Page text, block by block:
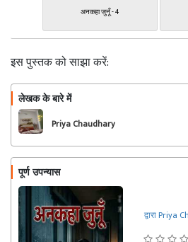
अनकहा जुनूँ - 4
इस पुस्तक को साझा करें:
लेखक के बारे में
Priya Chaudhary
पूर्ण उपन्यास
द्वारा Priya